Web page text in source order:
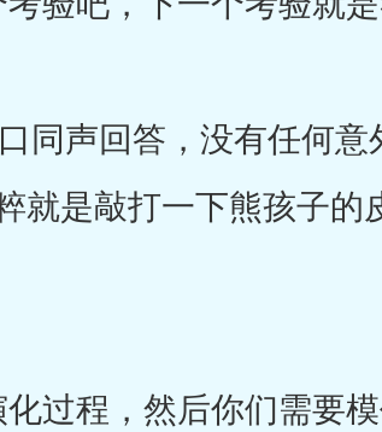
同声回答，没有任何意
就是敲打一下熊孩子
过程，然后你们需要